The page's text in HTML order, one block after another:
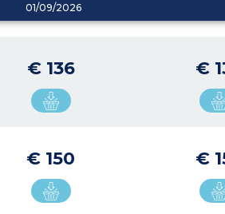
01/09/2026
€ 136 €
€ 150 €